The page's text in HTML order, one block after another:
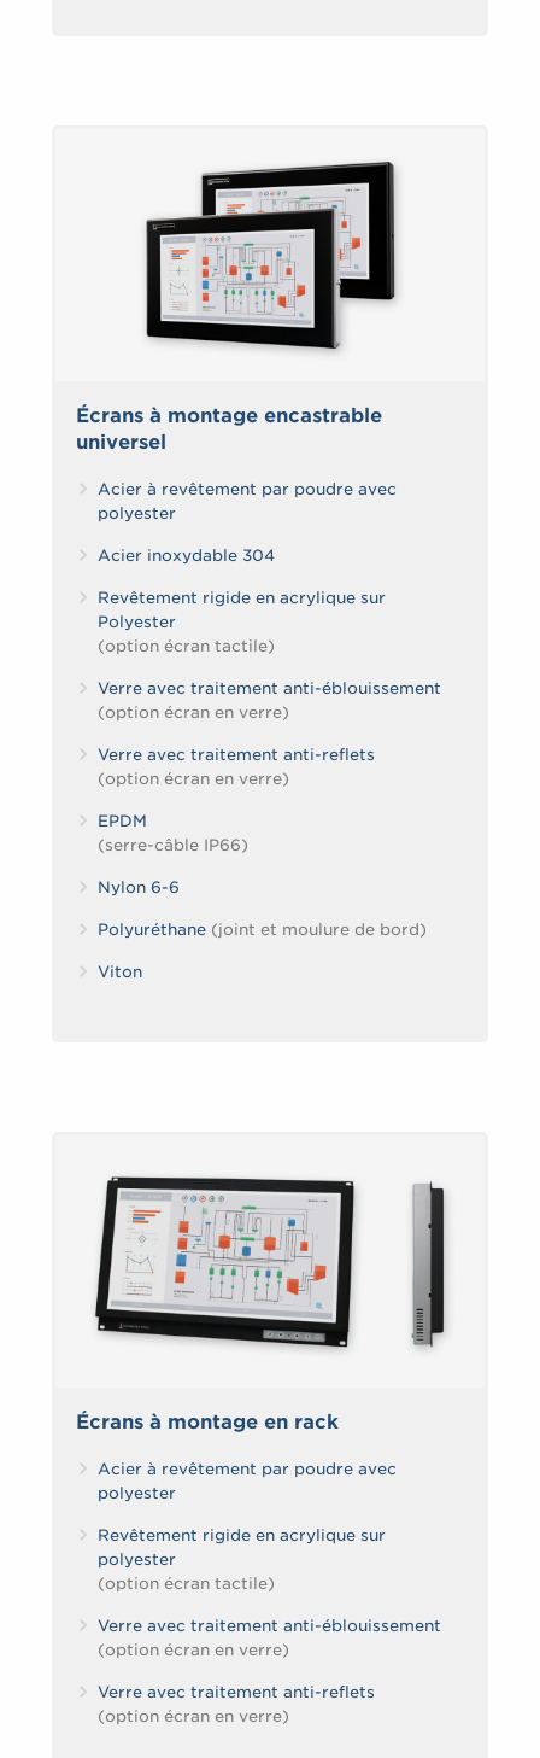
Écrans à montage encastrable
universel
Acier à revêtement par poudre avec
polyester
Acier inoxydable 304
Revêtement rigide en acrylique sur
Polyester
(option écran tactile)
Verre avec traitement anti-éblouissement
(option écran en verre)
Verre avec traitement anti-reflets
(option écran en verre)
EPDM
(serre-câble IP66)
Nylon 6-6
Polyuréthane(joint et moulure de bord)
Viton
Écrans à montage en rack
Acier à revêtement par poudre avec
polyester
Revêtement rigide en acrylique sur
polyester
(option écran tactile)
Verre avec traitement anti-éblouissement
(option écran en verre)
Verre avec traitement anti-reflets
(option écran en verre)